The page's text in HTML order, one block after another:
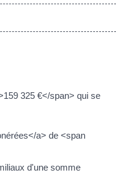
325 €</span> qui se
a> de <span
d'une somme